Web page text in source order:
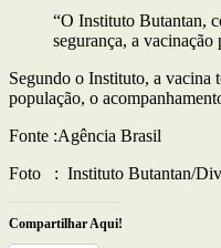
“O Instituto Butantan,
segurança, a
Segundo o Instituto, a vacina
população, o
Fonte :Agência Brasil
Foto : Instituto Butantan/
Compartilhar Aqui!